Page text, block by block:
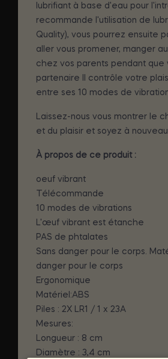
lubrifiant à base d'eau pour
recommande l'utilisation de
Quality), vous pourrez ensuite
aller vous promener, manger
chez vos parents pendant que
partenaire Il contrôle votre
entre ses 10 modes de
Laissez-nous vous montrer le
et du plaisir et soyez à nouveau
À propos de ce produit :
oeuf vibrant
Télécommande
10 modes de vibrations
L'œuf vibrant est étanche
PAS de phtalates
Sans danger pour le corps.
danger pour le corps
Ergonomique
Matériel:ABS
Piles : 2X LR1 / 1 x 23A
Mesures:
Longueur : 8 cm
Diamètre : 3,4 cm